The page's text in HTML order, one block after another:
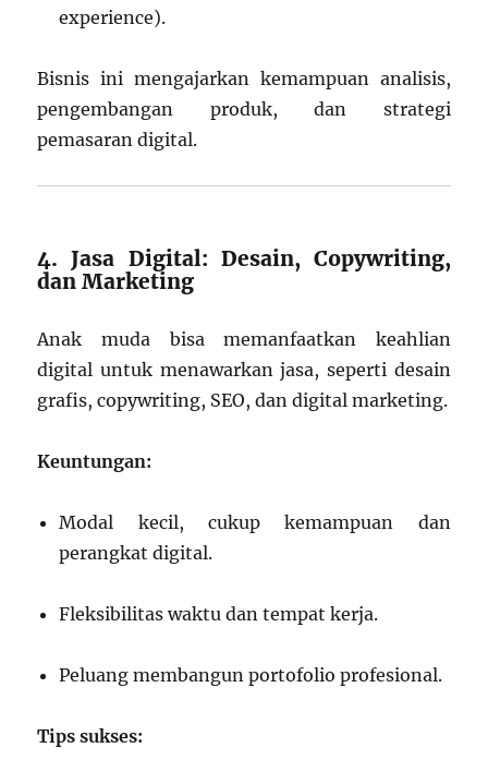
experience).
Bisnis ini mengajarkan kemampuan analisis,
pengembangan produk, dan strategi
pemasaran digital.
4. Jasa Digital: Desain, Copywriting,
dan Marketing
Anak muda bisa memanfaatkan keahlian
digital untuk menawarkan jasa, seperti desain
grafis, copywriting, SEO, dan digital marketing.
Keuntungan:
Modal kecil, cukup kemampuan dan
perangkat digital.
Fleksibilitas waktu dan tempat kerja.
Peluang membangun portofolio profesional.
Tips sukses: